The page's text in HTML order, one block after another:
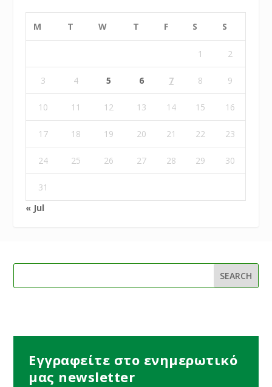
M T W T F S S
1 2
3 4 5 6 7 8 9
10 11 12 13 14 15 16
17 18 19 20 21 22 23
24 25 26 27 28 29 30
31
« Jul
Εγγραφείτε στο ενημερωτικό
μας newsletter